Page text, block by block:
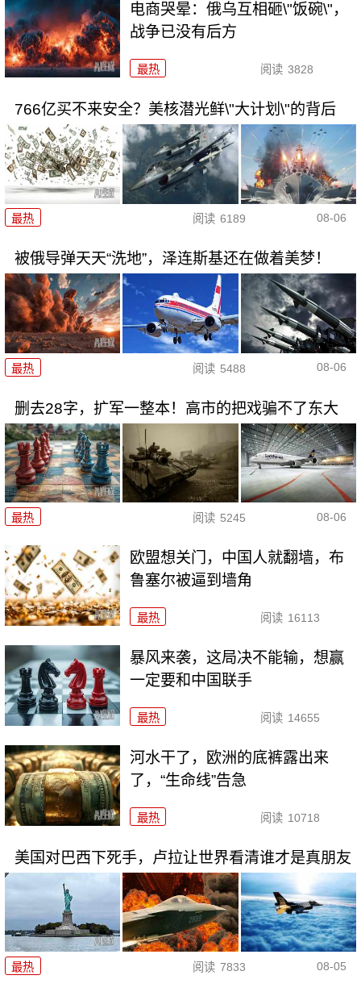
电商哭晕：俄乌互相砸\"饭碗\"，
战争已没有后方
最热 阅读 3828
766亿买不来安全？美核潜光鲜\"大计划\"的背后
最热 阅读 6189 08-06
被俄导弹天天“洗地”，泽连斯基还在做着美梦！
最热 阅读 5488 08-06
删去28字，扩军一整本！高市的把戏骗不了东大
最热 阅读 5245 08-06
欧盟想关门，中国人就翻墙，布
鲁塞尔被逼到墙角
最热 阅读 16113
暴风来袭，这局决不能输，想赢
一定要和中国联手
最热 阅读 14655
河水干了，欧洲的底裤露出来
了，“生命线”告急
最热 阅读 10718
美国对巴西下死手，卢拉让世界看清谁才是真朋友
最热 阅读 7833 08-05